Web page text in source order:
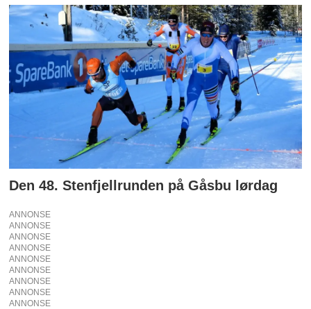
Den 48. Stenfjellrunden på Gåsbu lørdag
ANNONSE
ANNONSE
ANNONSE
ANNONSE
ANNONSE
ANNONSE
ANNONSE
ANNONSE
ANNONSE